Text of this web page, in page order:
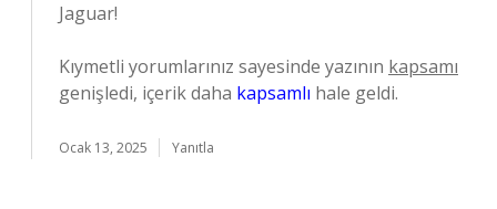
Jaguar!
Kıymetli yorumlarınız sayesinde yazının kapsamı
genişledi, içerik daha kapsamlı hale geldi.
Ocak 13, 2025 Yanıtla